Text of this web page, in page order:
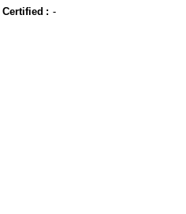
Certified : -